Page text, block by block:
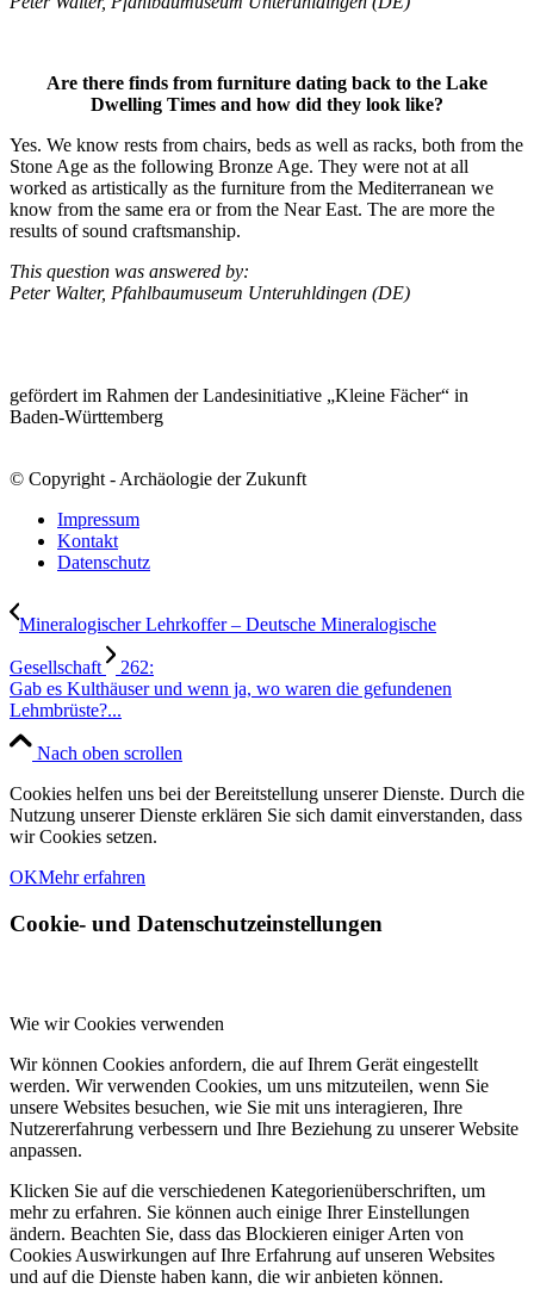
Are there finds from furniture dating back to the Lake
Dwelling Times and how did they look like?
Yes. We know rests from chairs, beds as well as racks, both from the
Stone Age as the following Bronze Age. They were not at all
worked as artistically as the furniture from the Mediterranean we
know from the same era or from the Near East. The are more the
results of sound craftsmanship.
This question was answered by:
Peter Walter, Pfahlbaumuseum Unteruhldingen (DE)
gefördert im Rahmen der Landesinitiative „Kleine Fächer“ in
Baden-Württemberg
© Copyright - Archäologie der Zukunft
Impressum
Kontakt
Datenschutz
Mineralogischer Lehrkoffer – Deutsche Mineralogische
Gesellschaft
262:
Gab es Kulthäuser und wenn ja, wo waren die gefundenen
Lehmbrüste?...
Nach oben scrollen
Cookies helfen uns bei der Bereitstellung unserer Dienste. Durch die
Nutzung unserer Dienste erklären Sie sich damit einverstanden, dass
wir Cookies setzen.
OKMehr erfahren
Cookie- und Datenschutzeinstellungen
Wie wir Cookies verwenden
Wir können Cookies anfordern, die auf Ihrem Gerät eingestellt
werden. Wir verwenden Cookies, um uns mitzuteilen, wenn Sie
unsere Websites besuchen, wie Sie mit uns interagieren, Ihre
Nutzererfahrung verbessern und Ihre Beziehung zu unserer Website
anpassen.
Klicken Sie auf die verschiedenen Kategorienüberschriften, um
mehr zu erfahren. Sie können auch einige Ihrer Einstellungen
ändern. Beachten Sie, dass das Blockieren einiger Arten von
Cookies Auswirkungen auf Ihre Erfahrung auf unseren Websites
und auf die Dienste haben kann, die wir anbieten können.